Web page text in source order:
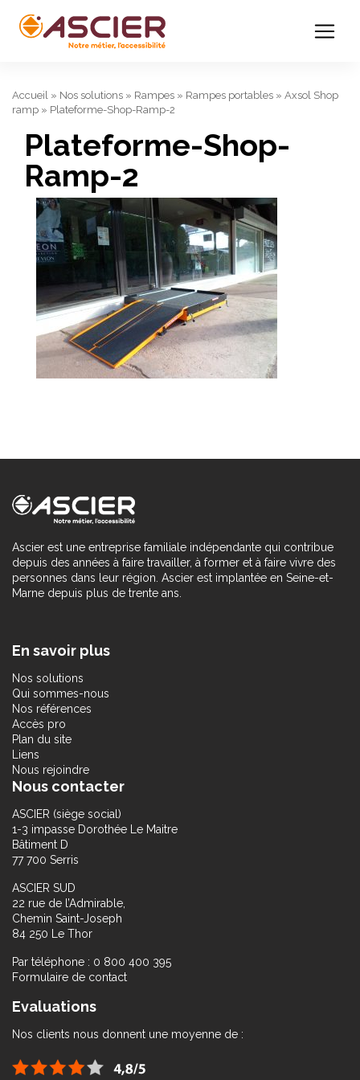
Accueil » Nos solutions » Rampes » Rampes portables » Axsol Shop
ramp » Plateforme-Shop-Ramp-2
Plateforme-Shop-
Ramp-2
Ascier est une entreprise familiale indépendante qui contribue
depuis des années à faire travailler, à former et à faire vivre des
personnes dans leur région. Ascier est implantée en Seine-et-
Marne depuis plus de trente ans.
En savoir plus
Nos solutions
Qui sommes-nous
Nos références
Accès pro
Plan du site
Liens
Nous rejoindre
Nous contacter
ASCIER (siège social)
1-3 impasse Dorothée Le Maitre
Bâtiment D
77 700 Serris
ASCIER SUD
22 rue de l’Admirable,
Chemin Saint-Joseph
84 250 Le Thor
Par téléphone : 0 800 400 395
Formulaire de contact
Evaluations
Nos clients nous donnent une moyenne de :